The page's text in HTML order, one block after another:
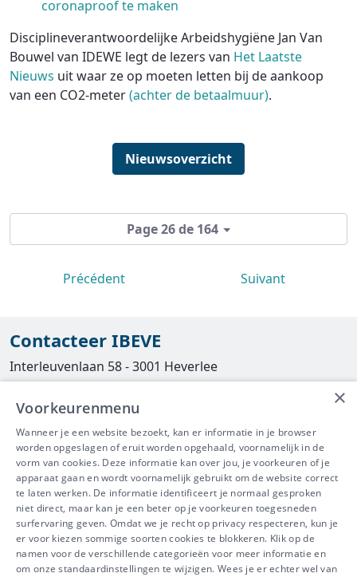
coronaproof te maken
Disciplineverantwoordelijke Arbeidshygiëne Jan Van
Bouwel van IDEWE legt de lezers van Het Laatste
Nieuws uit waar ze op moeten letten bij de aankoop
van een CO2-meter(achter de betaalmuur).
Nieuwsoverzicht
Page 26 de 164
Précédent Suivant
Contacteer IBEVE
Interleuvenlaan 58 - 3001 Heverlee
016/390490
info@ibeve.be
asbest@ibeve.be
Ondernemingsnummer: 0436 612 044
IBEVE maakt deel uit van Groep
×
Voorkeurenmenu
Wanneer je een website bezoekt, kan er informatie in je browser
worden opgeslagen of eruit worden opgehaald, voornamelijk in de
vorm van cookies. Deze informatie kan over jou, je voorkeuren of je
apparaat gaan en wordt voornamelijk gebruikt om de website correct
te laten werken. De informatie identificeert je normaal gesproken
niet direct, maar kan je een beter op je voorkeuren toegesneden
surfervaring geven. Omdat we je recht op privacy respecteren, kun je
er voor kiezen sommige soorten cookies te blokkeren. Klik op de
namen voor de verschillende categorieën voor meer informatie en
om onze standaardinstellingen te wijzigen. Wees je er echter wel van